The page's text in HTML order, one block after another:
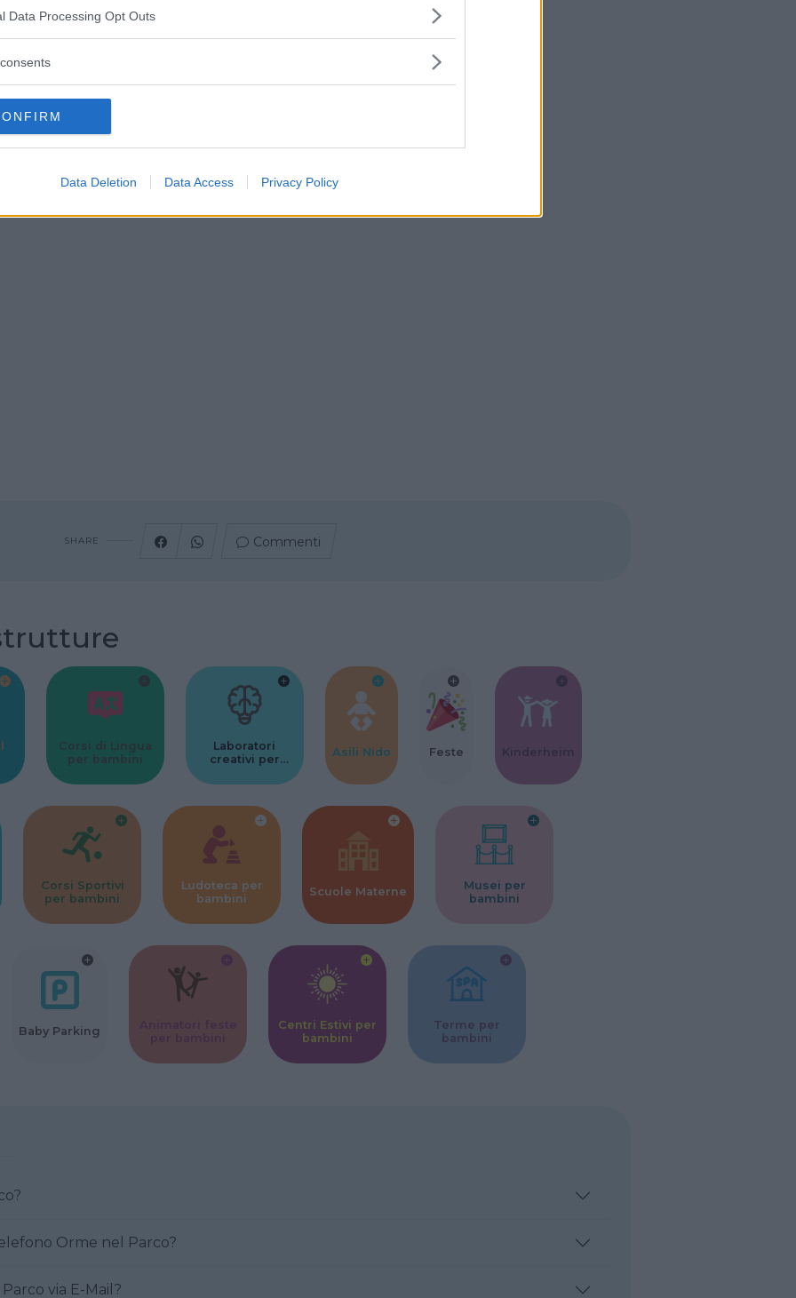
Data Processing Opt Outs
Data Deletion Data Access Privacy Policy
Principali attrazioni
Percorsi acrobatici, arrampicata sportiva,
mountain bike.
SHARE Commenti
Corsi di Lingua
per bambini
Laboratori
creativi per
Asili Nido Feste Kinderheim
Corsi Sportivi
per bambini
Ludoteca per
bambini
Scuole Materne
Musei per
bambini
Baby Parking
Centri Estivi per
bambini
Terme per
bambini
Come posso contattare al telefono Orme nel Parco?
Orme nel Parco via E-Mail?